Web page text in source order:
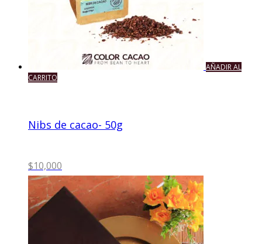
AÑADIR AL
CARRITO
Nibs de cacao- 50g
$10,000